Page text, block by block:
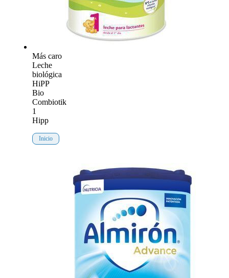
Más caro
Leche
biológica
HiPP
Bio
Combiotik
1
Hipp
Inicio